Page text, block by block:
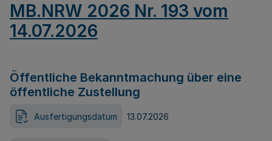
MB.NRW 2026 Nr. 193 vom
14.07.2026
Öffentliche Bekanntmachung über eine
öffentliche Zustellung
Ausfertigungsdatum 13.07.2026